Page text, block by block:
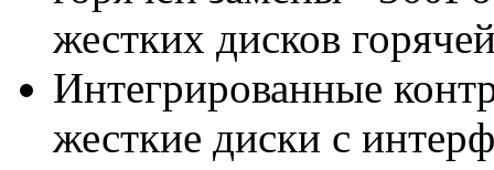
жестких дисков
Интегрированные
жесткие диски с